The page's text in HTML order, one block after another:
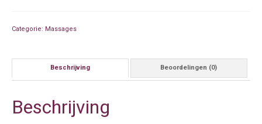
Categorie: Massages
Beschrijving Beoordelingen (0)
Beschrijving